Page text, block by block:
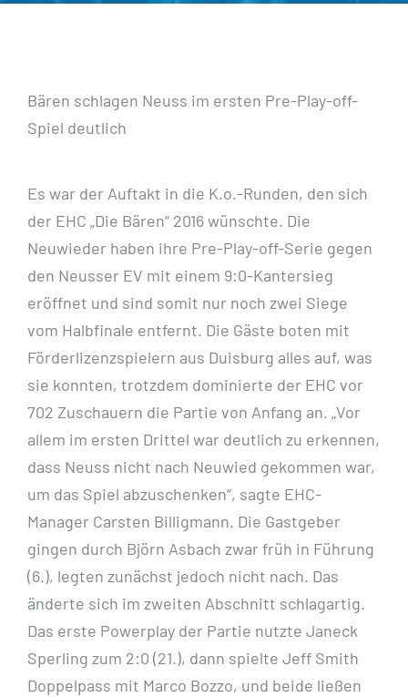
Bären schlagen Neuss im ersten Pre-Play-off-
Spiel deutlich
Es war der Auftakt in die K.o.-Runden, den sich
der EHC „Die Bären“ 2016 wünschte. Die
Neuwieder haben ihre Pre-Play-off-Serie gegen
den Neusser EV mit einem 9:0-Kantersieg
eröffnet und sind somit nur noch zwei Siege
vom Halbfinale entfernt. Die Gäste boten mit
Förderlizenzspielern aus Duisburg alles auf, was
sie konnten, trotzdem dominierte der EHC vor
702 Zuschauern die Partie von Anfang an. „Vor
allem im ersten Drittel war deutlich zu erkennen,
dass Neuss nicht nach Neuwied gekommen war,
um das Spiel abzuschenken“, sagte EHC-
Manager Carsten Billigmann. Die Gastgeber
gingen durch Björn Asbach zwar früh in Führung
(6.), legten zunächst jedoch nicht nach. Das
änderte sich im zweiten Abschnitt schlagartig.
Das erste Powerplay der Partie nutzte Janeck
Sperling zum 2:0 (21.), dann spielte Jeff Smith
Doppelpass mit Marco Bozzo, und beide ließen